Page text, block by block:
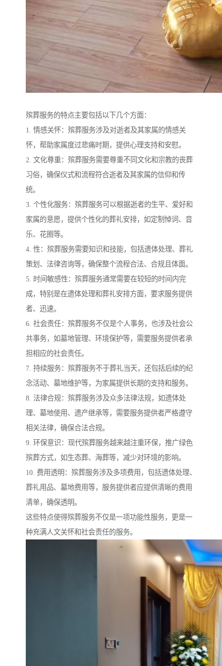
殡葬服务的特点主要包括以下几个方面：
1. 情感关怀：殡葬服务涉及对逝者及其家属的情感关
怀，帮助家属度过悲痛时期，提供心理支持和安慰。
2. 文化尊重：殡葬服务需要尊重不同文化和宗教的丧葬
习俗，确保仪式和流程符合逝者及其家属的信仰和传
统。
3. 个性化服务：殡葬服务可以根据逝者的生平、爱好和
家属的意愿，提供个性化的葬礼安排，如定制悼词、音
乐、花圈等。
4. 性：殡葬服务需要知识和技能，包括遗体处理、葬礼
策划、法律咨询等，确保整个流程合法、合规且体面。
5. 时间敏感性：殡葬服务通常需要在较短的时间内完
成，特别是在遗体处理和葬礼安排方面，要求服务提供
者、迅速。
6. 社会责任：殡葬服务不仅是个人事务，也涉及社会公
共事务，如墓地管理、环境保护等，需要服务提供者承
担相应的社会责任。
7. 持续服务：殡葬服务不于葬礼当天，还包括后续的纪
念活动、墓地维护等，为家属提供长期的支持和服务。
8. 法律合规：殡葬服务涉及众多法律法规，如遗体处
理、墓地使用、遗产继承等，需要服务提供者严格遵守
相关法律，确保合法合规。
9. 环保意识：现代殡葬服务越来越注重环保，推广绿色
殡葬方式，如生态葬、海葬等，减少对环境的影响。
10. 费用透明：殡葬服务涉及多项费用，包括遗体处理、
葬礼用品、墓地费用等，服务提供者应提供清晰的费用
清单，确保透明。
这些特点使得殡葬服务不仅是一项功能性服务，更是一
种充满人文关怀和社会责任的服务。